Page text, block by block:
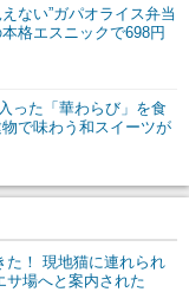
ない”ガパオライス弁当
格エスニックで698円
った「華わらび」を食
で味わう和スイーツが
た！ 現地猫に連れられ
サ場へと案内された